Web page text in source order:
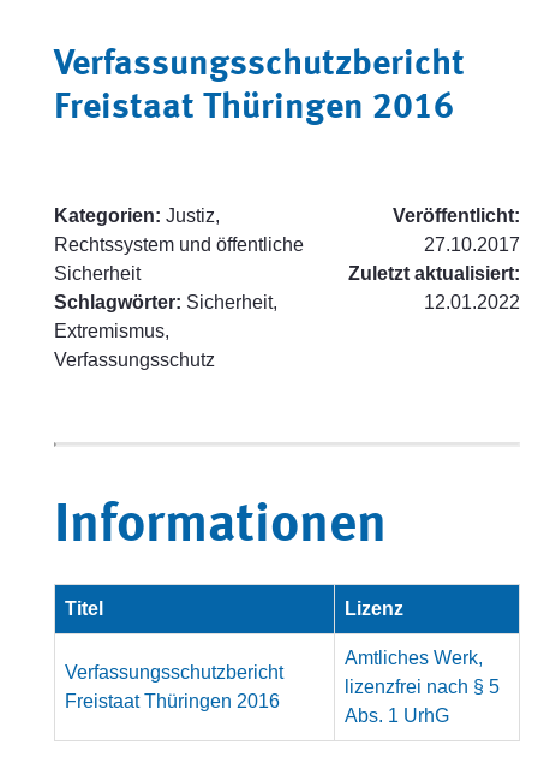
Verfassungsschutzbericht
Freistaat Thüringen 2016
Kategorien: Justiz,
Rechtssystem und öffentliche
Sicherheit
Schlagwörter: Sicherheit,
Extremismus,
Verfassungsschutz
Veröffentlicht:
27.10.2017
Zuletzt aktualisiert:
12.01.2022
Informationen
Titel Lizenz
Verfassungsschutzbericht
Freistaat Thüringen 2016
Amtliches Werk,
lizenzfrei nach § 5
Abs. 1 UrhG